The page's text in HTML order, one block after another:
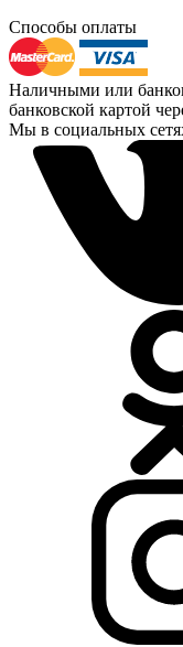
Способы оплаты
Наличными или
банковской картой
Мы в социальных